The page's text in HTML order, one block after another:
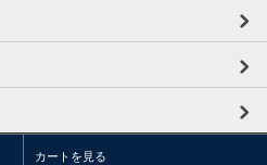
カートを見る